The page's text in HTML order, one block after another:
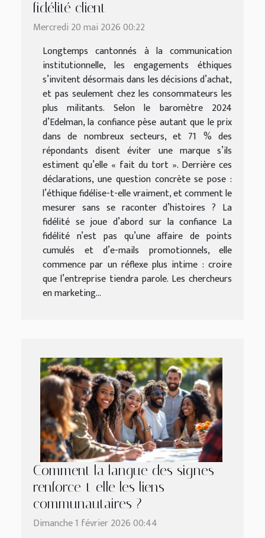
fidélité client
Mercredi 20 mai 2026 00:22
Longtemps cantonnés à la communication
institutionnelle, les engagements éthiques
s’invitent désormais dans les décisions d’achat,
et pas seulement chez les consommateurs les
plus militants. Selon le baromètre 2024
d’Edelman, la confiance pèse autant que le prix
dans de nombreux secteurs, et 71 % des
répondants disent éviter une marque s’ils
estiment qu’elle « fait du tort ». Derrière ces
déclarations, une question concrète se pose :
l’éthique fidélise-t-elle vraiment, et comment le
mesurer sans se raconter d’histoires ? La
fidélité se joue d’abord sur la confiance La
fidélité n’est pas qu’une affaire de points
cumulés et d’e-mails promotionnels, elle
commence par un réflexe plus intime : croire
que l’entreprise tiendra parole. Les chercheurs
en marketing...
Comment la langue des signes
renforce-t-elle les liens
communautaires ?
Dimanche 1 février 2026 00:44